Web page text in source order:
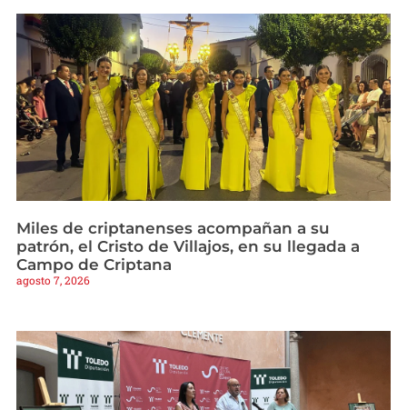
Miles de criptanenses acompañan a su
patrón, el Cristo de Villajos, en su llegada a
Campo de Criptana
agosto 7, 2026